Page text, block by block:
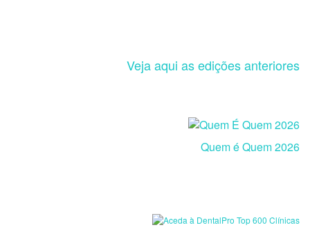
Veja aqui as edições anteriores
Quem é Quem 2026